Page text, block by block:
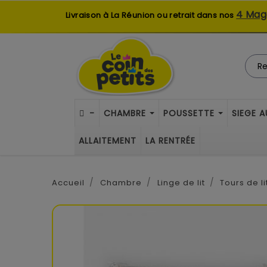
Livraison à La Réunion ou retrait dans nos 4
- CHAMBRE POUSSETTE SIEGE
ALLAITEMENT LA RENTRÉE
Accueil Chambre Linge de lit Tours de